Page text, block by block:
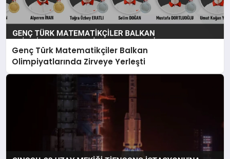
Genç Türk Matematikçiler Balkan
Olimpiyatlarında Zirveye Yerleşti